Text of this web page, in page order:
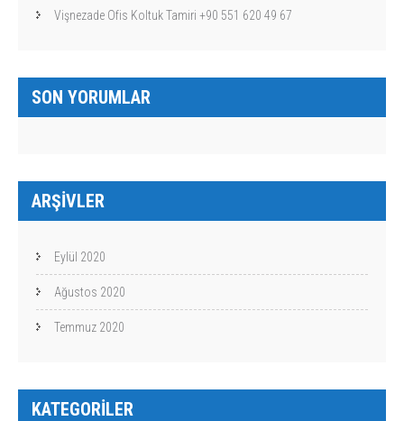
Vişnezade Ofis Koltuk Tamiri +90 551 620 49 67
SON YORUMLAR
ARŞIVLER
Eylül 2020
Ağustos 2020
Temmuz 2020
KATEGORILER